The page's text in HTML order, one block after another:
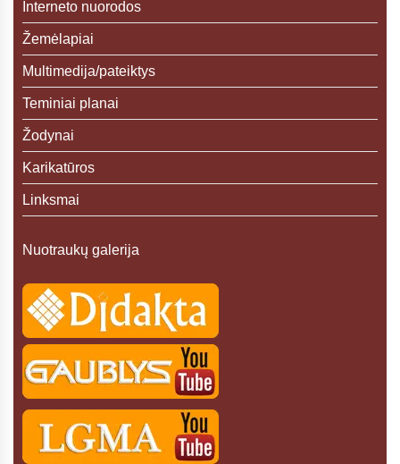
Interneto nuorodos
Žemėlapiai
Multimedija/pateiktys
Teminiai planai
Žodynai
Karikatūros
Linksmai
Nuotraukų galerija